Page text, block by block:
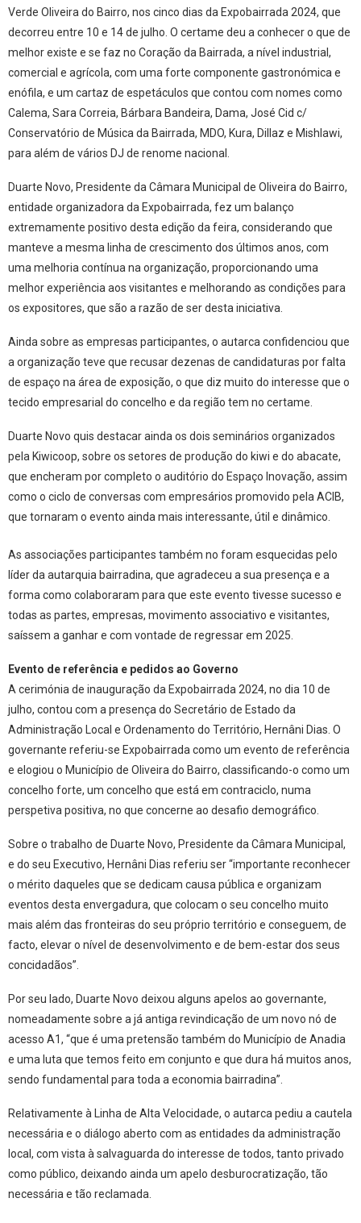
Verde Oliveira do Bairro, nos cinco dias da Expobairrada 2024, que
decorreu entre 10 e 14 de julho. O certame deu a conhecer o que de
melhor existe e se faz no Coração da Bairrada, a nível industrial,
comercial e agrícola, com uma forte componente gastronómica e
enófila, e um cartaz de espetáculos que contou com nomes como
Calema, Sara Correia, Bárbara Bandeira, Dama, José Cid c/
Conservatório de Música da Bairrada, MDO, Kura, Dillaz e Mishlawi,
para além de vários DJ de renome nacional.
Duarte Novo, Presidente da Câmara Municipal de Oliveira do Bairro,
entidade organizadora da Expobairrada, fez um balanço
extremamente positivo desta edição da feira, considerando que
manteve a mesma linha de crescimento dos últimos anos, com
uma melhoria contínua na organização, proporcionando uma
melhor experiência aos visitantes e melhorando as condições para
os expositores, que são a razão de ser desta iniciativa.
Ainda sobre as empresas participantes, o autarca confidenciou que
a organização teve que recusar dezenas de candidaturas por falta
de espaço na área de exposição, o que diz muito do interesse que o
tecido empresarial do concelho e da região tem no certame.
Duarte Novo quis destacar ainda os dois seminários organizados
pela Kiwicoop, sobre os setores de produção do kiwi e do abacate,
que encheram por completo o auditório do Espaço Inovação, assim
como o ciclo de conversas com empresários promovido pela ACIB,
que tornaram o evento ainda mais interessante, útil e dinâmico.
As associações participantes também no foram esquecidas pelo
líder da autarquia bairradina, que agradeceu a sua presença e a
forma como colaboraram para que este evento tivesse sucesso e
todas as partes, empresas, movimento associativo e visitantes,
saíssem a ganhar e com vontade de regressar em 2025.
Evento de referência e pedidos ao Governo
A cerimónia de inauguração da Expobairrada 2024, no dia 10 de
julho, contou com a presença do Secretário de Estado da
Administração Local e Ordenamento do Território, Hernâni Dias. O
governante referiu-se Expobairrada como um evento de referência
e elogiou o Município de Oliveira do Bairro, classificando-o como um
concelho forte, um concelho que está em contraciclo, numa
perspetiva positiva, no que concerne ao desafio demográfico.
Sobre o trabalho de Duarte Novo, Presidente da Câmara Municipal,
e do seu Executivo, Hernâni Dias referiu ser “importante reconhecer
o mérito daqueles que se dedicam causa pública e organizam
eventos desta envergadura, que colocam o seu concelho muito
mais além das fronteiras do seu próprio território e conseguem, de
facto, elevar o nível de desenvolvimento e de bem-estar dos seus
concidadãos”.
Por seu lado, Duarte Novo deixou alguns apelos ao governante,
nomeadamente sobre a já antiga revindicação de um novo nó de
acesso A1, “que é uma pretensão também do Município de Anadia
e uma luta que temos feito em conjunto e que dura há muitos anos,
sendo fundamental para toda a economia bairradina”.
Relativamente à Linha de Alta Velocidade, o autarca pediu a cautela
necessária e o diálogo aberto com as entidades da administração
local, com vista à salvaguarda do interesse de todos, tanto privado
como público, deixando ainda um apelo desburocratização, tão
necessária e tão reclamada.